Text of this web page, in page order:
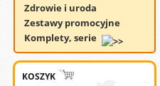
Zdrowie i uroda
Zestawy promocyjne
Komplety, serie
KOSZYK